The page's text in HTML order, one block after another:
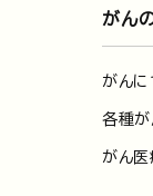
がん
がんに
各種
がん